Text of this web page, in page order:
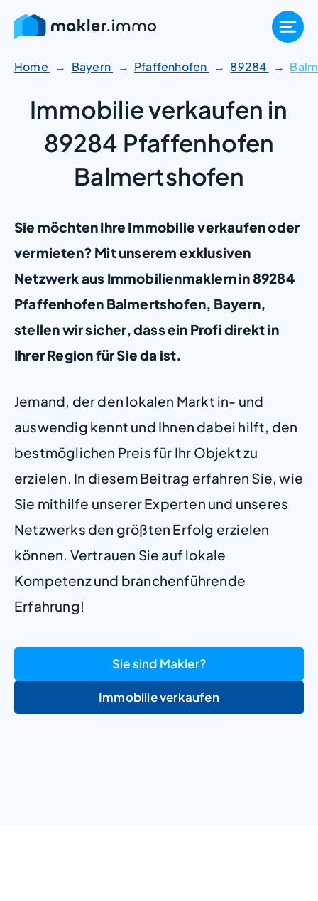
Zum
Inhalt
springen
Home Bayern Pfaffenhofen 89284
Immobilie verkaufen in
89284 Pfaffenhofen
Balmertshofen
Sie möchten Ihre Immobilie verkaufen oder
vermieten? Mit unserem exklusiven
Netzwerk aus Immobilienmaklern in 89284
Pfaffenhofen Balmertshofen, Bayern,
stellen wir sicher, dass ein Profi direkt in
Ihrer Region für Sie da ist.
Jemand, der den lokalen Markt in- und
auswendig kennt und Ihnen dabei hilft, den
bestmöglichen Preis für Ihr Objekt zu
erzielen. In diesem Beitrag erfahren Sie, wie
Sie mithilfe unserer Experten und unseres
Netzwerks den größten Erfolg erzielen
können. Vertrauen Sie auf lokale
Kompetenz und branchenführende
Erfahrung!
Sie sind Makler?
Immobilie verkaufen